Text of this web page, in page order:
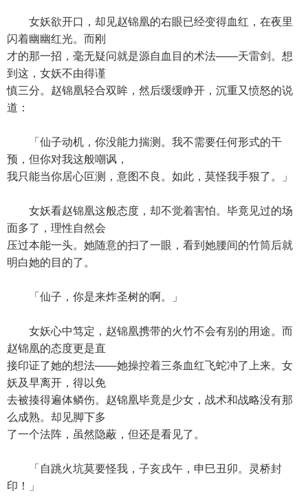
女妖欲开口，却见赵锦凰的右眼已经变得血红，在夜里
闪着幽幽红光。而刚
才的那一招，毫无疑问就是源自血目的术法——天雷剑。想
到这，女妖不由得谨
慎三分。赵锦凰轻合双眸，然后缓缓睁开，沉重又愤怒的说
道：
「仙子动机，你没能力揣测。我不需要任何形式的干
预，但你对我这般嘲讽，
我只能当你居心叵测，意图不良。如此，莫怪我手狠了。」
女妖看赵锦凰这般态度，却不觉着害怕。毕竟见过的场
面多了，理性自然会
压过本能一头。她随意的扫了一眼，看到她腰间的竹筒后就
明白她的目的了。
「仙子，你是来炸圣树的啊。」
女妖心中笃定，赵锦凰携带的火竹不会有别的用途。而
赵锦凰的态度更是直
接印证了她的想法——她操控着三条血红飞蛇冲了上来。女
妖及早离开，得以免
去被揍得遍体鳞伤。赵锦凰毕竟是少女，战术和战略没有那
么成熟。却见脚下多
了一个法阵，虽然隐蔽，但还是看见了。
「自跳火坑莫要怪我，子亥戌午，申巳丑卯。灵桥封
印！」